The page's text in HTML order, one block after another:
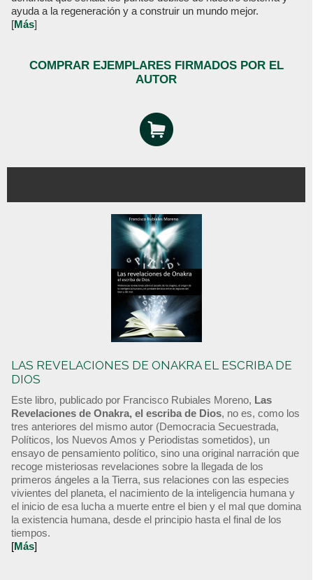
ayuda a la regeneración y a construir un mundo mejor.
[Más]
COMPRAR EJEMPLARES FIRMADOS POR EL
AUTOR
LAS REVELACIONES DE ONAKRA EL ESCRIBA DE
DIOS
Este libro, publicado por Francisco Rubiales Moreno, Las
Revelaciones de Onakra, el escriba de Dios, no es, como los
tres anteriores del mismo autor (Democracia Secuestrada,
Políticos, los Nuevos Amos y Periodistas sometidos), un
ensayo de pensamiento político, sino una original narración que
recoge misteriosas revelaciones sobre la llegada de los
primeros ángeles a la Tierra, sus relaciones con las especies
vivientes del planeta, el nacimiento de la inteligencia humana y
el inicio de esa lucha a muerte entre el bien y el mal que domina
la existencia humana, desde el principio hasta el final de los
tiempos.
[Más]